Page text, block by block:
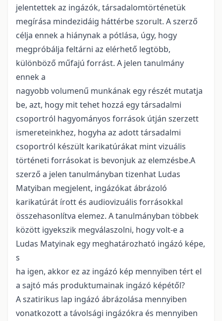
jelentettek az ingázók, társadalomtörténetük
megírása mindezidáig háttérbe szorult. A szerző
célja ennek a hiánynak a pótlása, úgy, hogy
megpróbálja feltárni az elérhető legtöbb,
különböző műfajú forrást. A jelen tanulmány
ennek a
nagyobb volumenű munkának egy részét mutatja
be, azt, hogy mit tehet hozzá egy társadalmi
csoportról hagyományos források útján szerzett
ismereteinkhez, hogyha az adott társadalmi
csoportról készült karikatúrákat mint vizuális
történeti forrásokat is bevonjuk az elemzésbe.A
szerző a jelen tanulmányban tizenhat Ludas
Matyiban megjelent, ingázókat ábrázoló
karikatúrát írott és audiovizuális forrásokkal
összehasonlítva elemez. A tanulmányban többek
között igyekszik megválaszolni, hogy volt-e a
Ludas Matyinak egy meghatározható ingázó képe,
s
ha igen, akkor ez az ingázó kép mennyiben tért el
a sajtó más produktumainak ingázó képétől?
A szatirikus lap ingázó ábrázolása mennyiben
vonatkozott a távolsági ingázókra és mennyiben